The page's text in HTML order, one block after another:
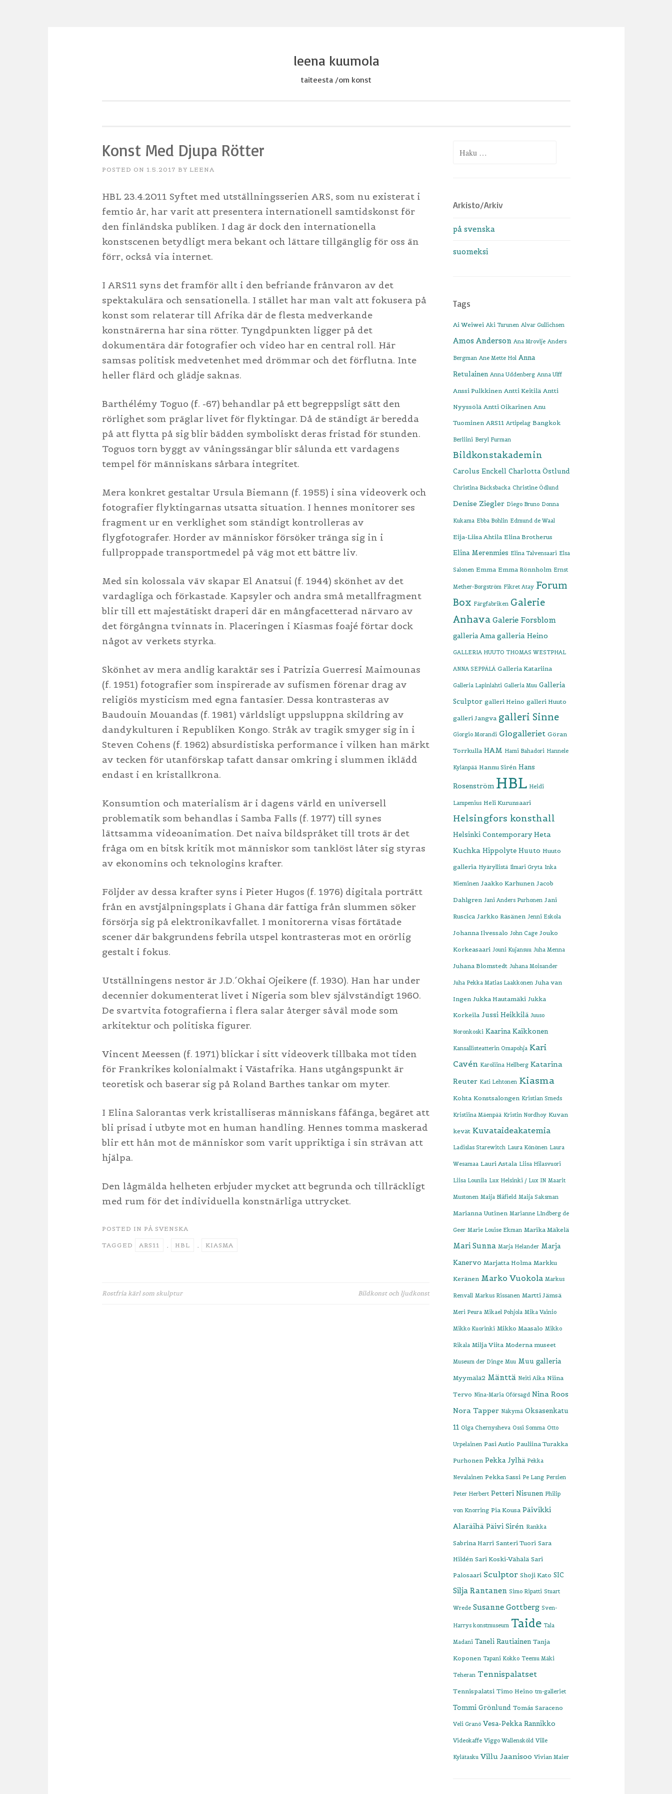
leena kuumola
taiteesta /om konst
Konst Med Djupa Rötter
POSTED ON 1.5.2017 BY LEENA
HBL 23.4.2011 Syftet med utställningsserien ARS, som nu existerat i
femtio år, har varit att presentera internationell samtidskonst för
den finländska publiken. I dag är dock den internationella
konstscenen betydligt mera bekant och lättare tillgänglig för oss än
förr, också via internet.
I ARS11 syns det framför allt i den befriande frånvaron av det
spektakulära och sensationella. I stället har man valt att fokusera på
konst som relaterar till Afrika där de flesta medverkande
konstnärerna har sina rötter. Tyngdpunkten ligger på det
dokumentära där fotografier och video har en central roll. Här
samsas politisk medvetenhet med drömmar och det förflutna. Inte
heller flärd och glädje saknas.
Barthélémy Toguo (f. -67) behandlar på ett begreppsligt sätt den
rörlighet som präglar livet för flyktingar. Då de ständigt är beredda
på att flytta på sig blir bädden symboliskt deras fristad för stunden.
Toguos torn byggt av våningssängar blir sålunda ett vardagens
tempel för människans sårbara integritet.
Mera konkret gestaltar Ursula Biemann (f. 1955) i sina videoverk och
fotografier flyktingarnas utsatta situation. I hennes monitorer ses
fragment ur en verklighet som ständigt kontrolleras av
flygfotografer. Horder av människor försöker tränga sig in i
fullproppade transportmedel på väg mot ett bättre liv.
Med sin kolossala väv skapar El Anatsui (f. 1944) skönhet av det
vardagliga och förkastade. Kapsyler och andra små metallfragment
blir till ett majestätiskt draperi där en mångfacetterad närvaro av
det förgångna tvinnats in. Placeringen i Kiasmas foajé förtar dock
något av verkets styrka.
Skönhet av mera andlig karaktär ses i Patrizia Guerresi Maimounas
(f. 1951) fotografier som inspirerade av sufismen förenar drag av
religiös mysticism med egna fantasier. Dessa kontrasteras av
Baudouin Mouandas (f. 1981) världsligt uppsluppna skildring av
dandykulturen i Republiken Kongo. Stråk av tragik smyger sig in i
Steven Cohens (f. 1962) absurdistiska performance i vilken han märkt
av tecken för utanförskap tafatt dansar omkring i slummen iklädd
endast i en kristallkrona.
Konsumtion och materialism är i dagens värld en universell
problematik som behandlas i Samba Falls (f. 1977) till synes
lättsamma videoanimation. Det naiva bildspråket till trots är det
fråga om en bitsk kritik mot människor som tanklöst låter sig styras
av ekonomins och teknologins krafter.
Följder av dessa krafter syns i Pieter Hugos (f. 1976) digitala porträtt
från en avstjälpningsplats i Ghana där fattiga från slummen söker
försörja sig på elektronikavfallet. I monitorerna visas förtätade
scener där bakgrundens febrila utspel kontrasteras mot en orörlig
gestalt i fokus.
Utställningens nestor är J.D.´Okhai Ojeikere (f. 1930). Han har under
decennier dokumenterat livet i Nigeria som blev självständigt 1960.
De svartvita fotografierna i flera salar återger såväl mode som
arkitektur och politiska figurer.
Vincent Meessen (f. 1971) blickar i sitt videoverk tillbaka mot tiden
för Frankrikes kolonialmakt i Västafrika. Hans utgångspunkt är
teoretisk och baserar sig på Roland Barthes tankar om myter.
I Elina Salorantas verk kristalliseras människans fåfänga, begäret att
bli prisad i utbyte mot en human handling. Hennes tomma maskerad
blir ett hån mot de människor som varit uppriktiga i sin strävan att
hjälpa.
Den lågmälda helheten erbjuder mycket att begrunda och tillräckligt
med rum för det individuella konstnärliga uttrycket.
POSTED IN PÅ SVENSKA
TAGGED ARS11 , HBL , KIASMA
Artikkelien
Rostfria kärl som skulptur Bildkonst och ljudkonst
Haku:
Arkisto/Arkiv
på svenska
suomeksi
Tags
Ai Weiwei Aki Turunen Alvar Gullichsen
Amos Anderson Ana Mrovlje Anders
Bergman Ane Mette Hol Anna
Retulainen Anna Uddenberg Anna Ulff
Anssi Pulkkinen Antti Keitilä Antti
Nyyssölä Antti Oikarinen Anu
Tuominen ARS11 Artipelag Bangkok
Berliini Beryl Furman
Bildkonstakademin
Carolus Enckell Charlotta Östlund
Christina Bäcksbacka Christine Ödlund
Denise Ziegler Diego Bruno Donna
Kukama Ebba Bohlin Edmund de Waal
Eija-Liisa Ahtila Elina Brotherus
Elina Merenmies Elina Talvensaari Elsa
Salonen Emma Emma Rönnholm Ernst
Mether-Borgström Fikret Atay Forum
Box Färgfabriken Galerie
Anhava Galerie Forsblom
galleria Ama galleria Heino
GALLERIA HUUTO THOMAS WESTPHAL
ANNA SEPPÄLÄ Galleria Katariina
Galleria Lapinlahti Galleria Muu Galleria
Sculptor galleri Heino galleri Huuto
galleri Jangva galleri Sinne
Giorgio Morandi Glogalleriet Göran
Torrkulla HAM Hami Bahadori Hannele
Kylänpää Hannu Sirén Hans
Rosenström HBL Heidi
Lampenius Heli Kurunsaari
Helsingfors konsthall
Helsinki Contemporary Heta
Kuchka Hippolyte Huuto Huuto
galleria Hyäryllistä Ilmari Gryta Inka
Nieminen Jaakko Karhunen Jacob
Dahlgren Jani Anders Purhonen Jani
Ruscica Jarkko Räsänen Jenni Eskola
Johanna Ilvessalo John Cage Jouko
Korkeasaari Jouni Kujansuu Juha Menna
Juhana Blomstedt Juhana Moisander
Juha Pekka Matias Laakkonen Juha van
Ingen Jukka Hautamäki Jukka
Korkeila Jussi Heikkilä Juuso
Noronkoski Kaarina Kaikkonen
Kansallisteatterin Omapohja Kari
Cavén Karoliina Hellberg Katarina
Reuter Kati Lehtonen Kiasma
Kohta Konstsalongen Kristian Smeds
Kristiina Mäenpää Kristin Nordhoy Kuvan
kevät Kuvataideakatemia
Ladislas Starewitch Laura Könönen Laura
Wesamaa Lauri Astala Liisa Hilasvuori
Liisa Lounila Lux Helsinki / Lux IN Maarit
Mustonen Maija Blåfield Maija Saksman
Marianna Uutinen Marianne LIndberg de
Geer Marie Louise Ekman Marika Mäkelä
Mari Sunna Marja Helander Marja
Kanervo Marjatta Holma Markku
Keränen Marko Vuokola Markus
Renvall Markus Rissanen Martti Jämsä
Meri Peura Mikael Pohjola Mika Vainio
Mikko Kuorinki Mikko Maasalo Mikko
Rikala Milja Viita Moderna museet
Museum der Dinge Muu Muu galleria
Myymälä2 Mänttä Neiti Aika Niina
Tervo Nina-Maria Oförsagd Nina Roos
Nora Tapper Näkymä Oksasenkatu
11 Olga Chernysheva Ossi Somma Otto
Urpelainen Pasi Autio Pauliina Turakka
Purhonen Pekka Jylhä Pekka
Nevalainen Pekka Sassi Pe Lang Persien
Peter Herbert Petteri Nisunen Philip
von Knorring Pia Kousa Päivikki
Alaräihä Päivi Sirén Rankka
Sabrina Harri Santeri Tuori Sara
Hildén Sari Koski-Vähälä Sari
Palosaari Sculptor Shoji Kato SIC
Silja Rantanen Simo Ripatti Stuart
Wrede Susanne Gottberg Sven-
Harrys konstmuseum Taide Tala
Madani Taneli Rautiainen Tanja
Koponen Tapani Kokko Teemu Mäki
Teheran Tennispalatset
Tennispalatsi Timo Heino tm-galleriet
Tommi Grönlund Tomás Saraceno
Veli Granö Vesa-Pekka Rannikko
Videokaffe Viggo Wallensköld Ville
Kylätasku Villu Jaanisoo Vivian Maier